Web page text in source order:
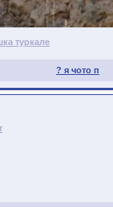
туркале
? я чото п